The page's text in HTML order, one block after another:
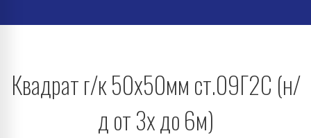
Квадрат г/к 50х50мм ст.09Г2С (н/
д от 3х до 6м)